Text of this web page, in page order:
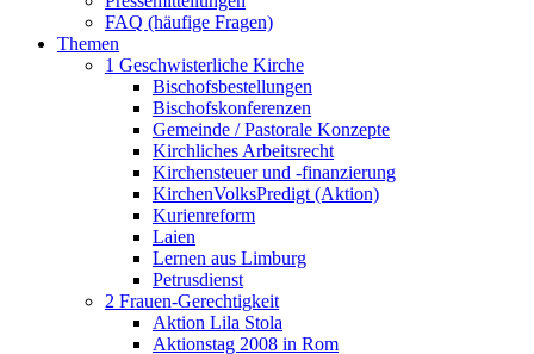
FAQ (häufige Fragen)
Themen
1 Geschwisterliche Kirche
Bischofsbestellungen
Bischofskonferenzen
Gemeinde / Pastorale Konzepte
Kirchliches Arbeitsrecht
Kirchensteuer und -finanzierung
KirchenVolksPredigt (Aktion)
Kurienreform
Laien
Lernen aus Limburg
Petrusdienst
2 Frauen-Gerechtigkeit
Aktion Lila Stola
Aktionstag 2008 in Rom